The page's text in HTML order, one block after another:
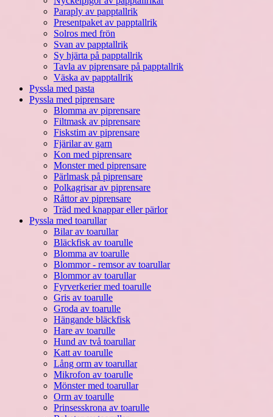
Paraply av papptallrik
Presentpaket av papptallrik
Solros med frön
Svan av papptallrik
Sy hjärta på papptallrik
Tavla av piprensare på papptallrik
Väska av papptallrik
Pyssla med pasta
Pyssla med piprensare
Blomma av piprensare
Filtmask av piprensare
Fiskstim av piprensare
Fjärilar av garn
Kon med piprensare
Monster med piprensare
Pärlmask på piprensare
Polkagrisar av piprensare
Råttor av piprensare
Träd med knappar eller pärlor
Pyssla med toarullar
Bilar av toarullar
Bläckfisk av toarulle
Blomma av toarulle
Blommor - remsor av toarullar
Blommor av toarullar
Fyrverkerier med toarulle
Gris av toarulle
Groda av toarulle
Hängande bläckfisk
Hare av toarulle
Hund av två toarullar
Katt av toarulle
Lång orm av toarullar
Mikrofon av toarulle
Mönster med toarullar
Orm av toarulle
Prinsesskrona av toarulle